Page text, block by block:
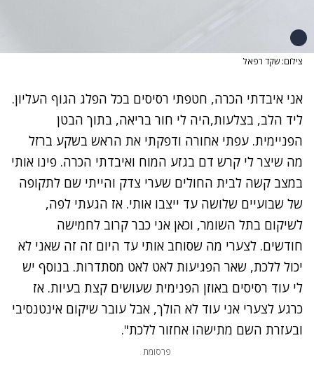
צילום: שקד רפאל
אני איבדתי הכרה, חטפתי רסיסים בכל הפלג הגוף העליון.
ליד הלב, בצלעות,היה לי חור בריאה, בתוך הבטן
הפניימית. עפתי אחורה ודפקתי את הראש בשקע ברזל
מה שיצר לי קרש דם בגזע המוח ואיבדתי הכרה. פינו אותי
במצב קשה לבית החולים שערי צדק והייתי שם לתקופה
של שבועיים שלושה עד ייצבו אותי. אז הגעתי לפה,
לשיקום בתל השומר, וכאן אני כבר קרוב לחמישה
חודשים. לצערי מה שסוחב אותי עד היום זה זה שאני לא
יכול ללכת, שאר הפגיעות לאט לאט מסתדרות. בנוסף יש
לי עוד רסיסים באוזן הפנימית שעושים קצת בעיות. אז
כרגע לצערי אני עוד לא הולך, אבל עובר שיקום אינטנסיבי
ובעזרת השם מתישהו אחזור ללכת".
פרסומת